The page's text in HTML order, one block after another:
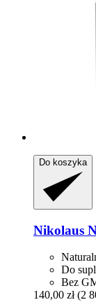
Do koszyka
Nikolaus
Do
Bez
140,00 zł (2